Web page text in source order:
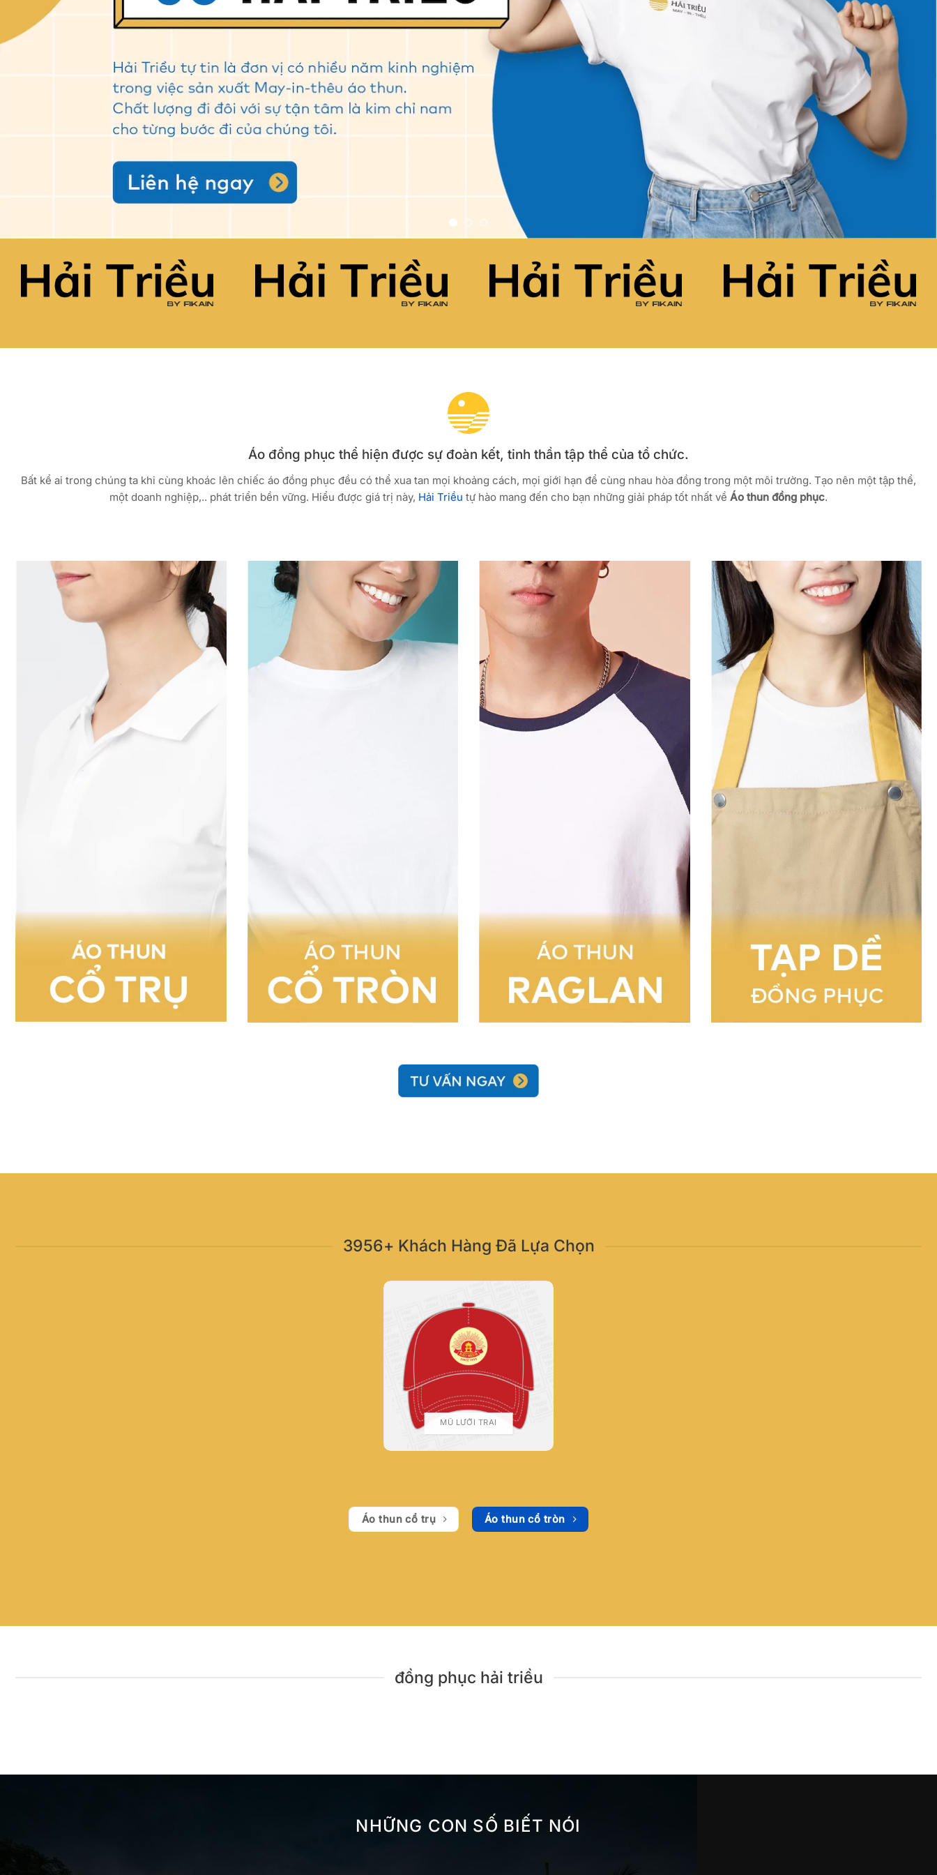
Áo đồng phục thể hiện được sự đoàn kết, tinh thần tập thể của tổ chức.
Bất kể ai trong chúng ta khi cùng khoác lên chiếc áo đồng phục đều có thể xua tan mọi khoảng cách, mọi giới hạn để cùng nhau hòa đồng trong một môi trường. Tạo nên một tập thể,
một doanh nghiệp,.. phát triển bền vững. Hiểu được giá trị này, Hải Triều tự hào mang đến cho bạn những giải pháp tốt nhất về Áo thun đồng phục.
3956+ Khách Hàng Đã Lựa Chọn
MŨ LƯỠI TRAI
Áo thun cổ trụ Áo thun cổ tròn
đồng phục hải triều
NHỮNG CON SỐ BIẾT NÓI